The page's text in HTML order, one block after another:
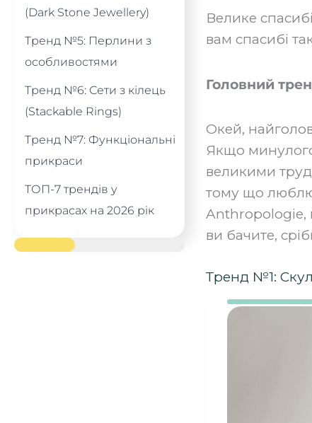
(Dark Stone Jewellery)
Тренд №5: Перлини з
особливостями
Тренд №6: Сети з кілець
(Stackable Rings)
Тренд №7: Функціональні
прикраси
ТОП-7 трендів у
прикрасах на 2026 рік
‍Велике
вам спасибі
Головний
‍Окей,
Якщо
великими
тому що люблю
Anthropologie,
ви бачите,
Тренд №1: